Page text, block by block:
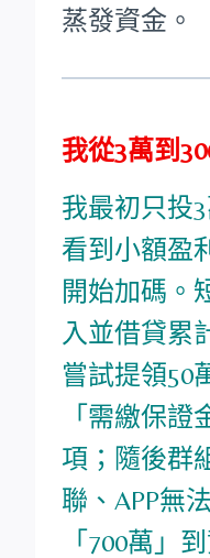
蒸發資金。
我從3萬到
我最初只投
看到小額盈
開始加碼。
入並借貸累
嘗試提領50
「需繳保
項；隨後群
聯、APP無
「700萬」